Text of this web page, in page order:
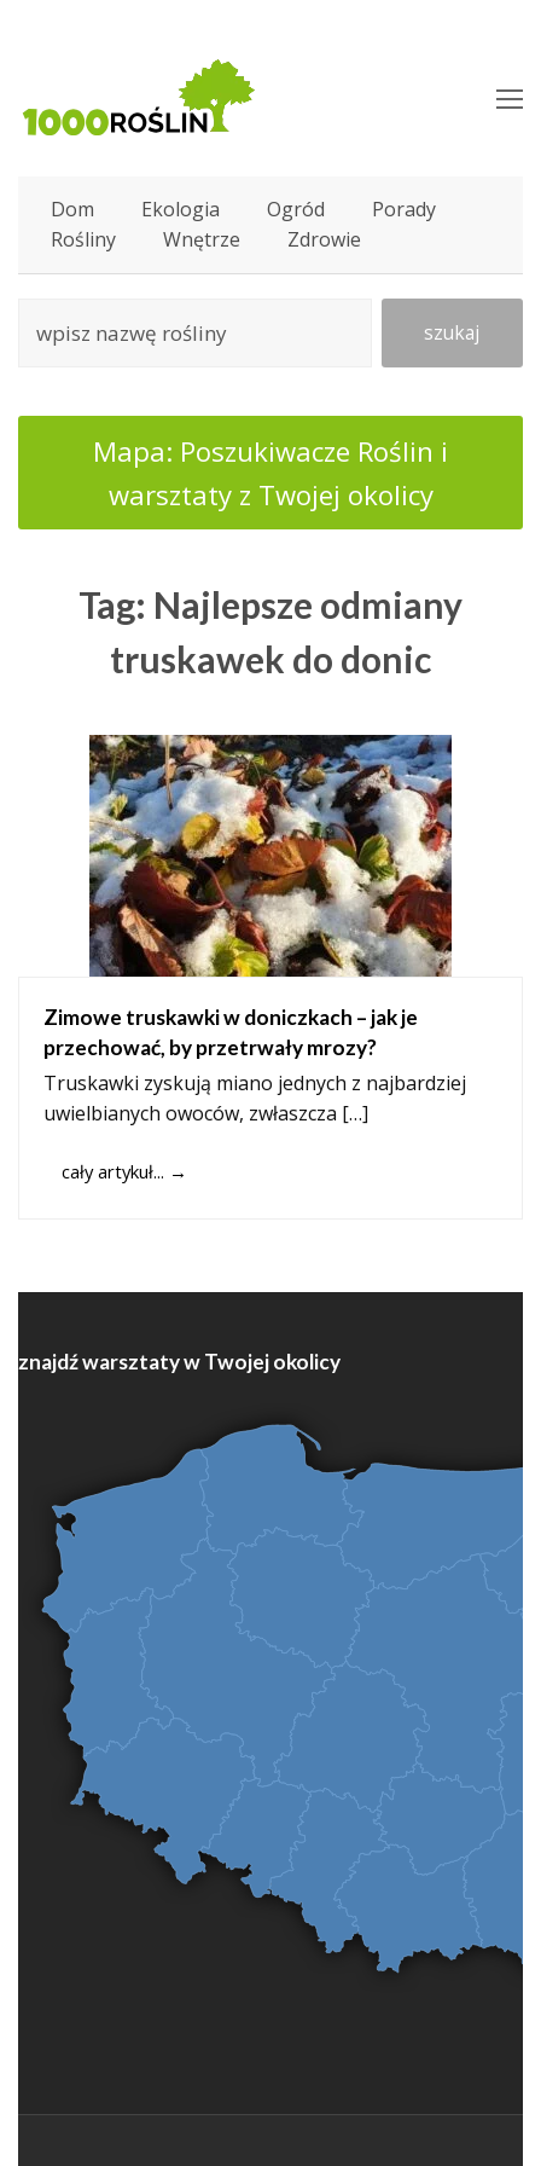
Dom Ekologia Ogród
Porady
Rośliny
Wnętrze Zdrowie
szukaj
Mapa: Poszukiwacze Roślin i
warsztaty z Twojej okolicy
Tag: Najlepsze odmiany
truskawek do donic
Zimowe truskawki w doniczkach – jak je
przechować, by przetrwały mrozy?
Truskawki zyskują miano jednych z najbardziej
uwielbianych owoców, zwłaszcza […]
cały artykuł... →
znajdź warsztaty w Twojej okolicy